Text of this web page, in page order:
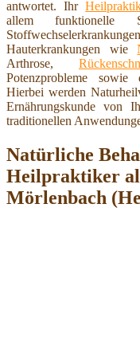
antwortet. Ihr
allem funktionelle
Hauterkrankungen wie
Arthrose,
Potenzprobleme sowie
Hierbei werden
Ernährungskunde von
traditionellen
Natürliche
Heilpraktiker
Mörlenbach